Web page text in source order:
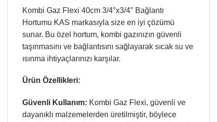
Kombi Gaz Flexi 40cm 3/4″x3/4″ Bağlantı
Hortumu KAS markasıyla size en iyi çözümü
sunar. Bu özel hortum, kombi gazınızın güvenli
taşınmasını ve bağlantısını sağlayarak sıcak su ve
ısınma ihtiyaçlarınızı karşılar.
Ürün Özellikleri:
Güvenli Kullanım: Kombi Gaz Flexi, güvenli ve
dayanıklı malzemelerden üretilmiştir, böylece